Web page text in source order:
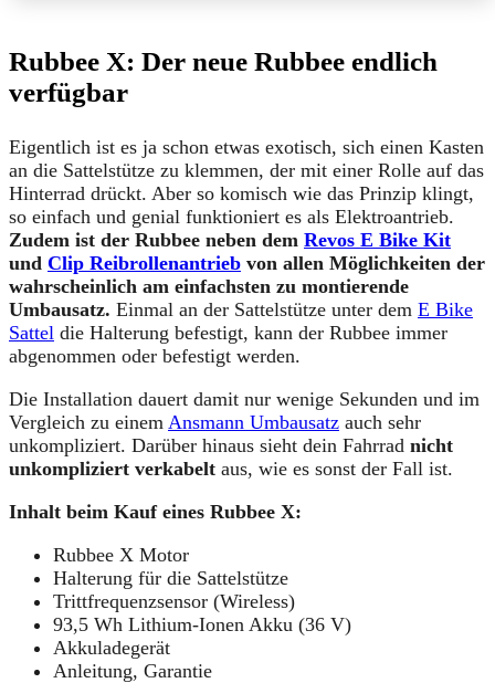
Rubbee X: Der neue Rubbee endlich
verfügbar
Eigentlich ist es ja schon etwas exotisch, sich einen Kasten
an die Sattelstütze zu klemmen, der mit einer Rolle auf das
Hinterrad drückt. Aber so komisch wie das Prinzip klingt,
so einfach und genial funktioniert es als Elektroantrieb.
Zudem ist der Rubbee neben dem Revos E Bike Kit
und Clip Reibrollenantrieb von allen Möglichkeiten der
wahrscheinlich am einfachsten zu montierende
Umbausatz. Einmal an der Sattelstütze unter dem E Bike
Sattel die Halterung befestigt, kann der Rubbee immer
abgenommen oder befestigt werden.
Die Installation dauert damit nur wenige Sekunden und im
Vergleich zu einem Ansmann Umbausatz auch sehr
unkompliziert. Darüber hinaus sieht dein Fahrrad nicht
unkompliziert verkabelt aus, wie es sonst der Fall ist.
Inhalt beim Kauf eines Rubbee X:
Rubbee X Motor
Halterung für die Sattelstütze
Trittfrequenzsensor (Wireless)
93,5 Wh Lithium-Ionen Akku (36 V)
Akkuladegerät
Anleitung, Garantie